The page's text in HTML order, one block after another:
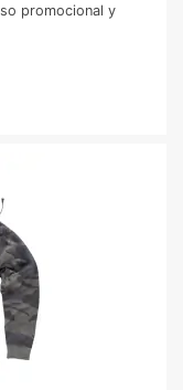
promocional y